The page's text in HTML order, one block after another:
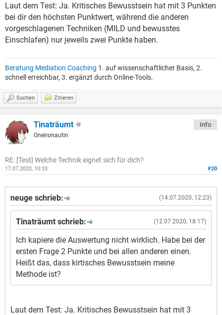
Laut dem Test: Ja. Kritisches Bewusstsein hat mit 3 Punkten
bei dir den höchsten Punktwert, während die anderen
vorgeschlagenen Techniken (MILD und bewusstes
Einschlafen) nur jeweils zwei Punkte haben.
Beratung Mediation Coaching 1. auf wissenschaftlicher Basis, 2.
schnell erreichbar, 3. ergänzt durch Online-Tools.
Suchen Zitieren
Tinaträumt
Oneironautin
Info
RE: [Test] Welche Technik eignet sich für dich?
#20
17.07.2020, 10:33
(14.07.2020, 12:23)
neuge schrieb:
(12.07.2020, 18:17)
Tinaträumt schrieb:
Ich kapiere die Auswertung nicht wirklich. Habe bei der
ersten Frage 2 Punkte und bei allen anderen einen.
Heißt das, dass kirtisches Bewusstsein meine
Methode ist?
Laut dem Test: Ja. Kritisches Bewusstsein hat mit 3